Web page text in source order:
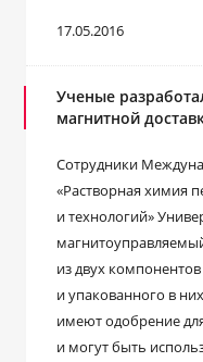
17.05.2016
Ученые
магнитной
Сотрудники
«Растворная химия
и технологий»
из двух
и упакованного в
имеют одобрение
и могут быть